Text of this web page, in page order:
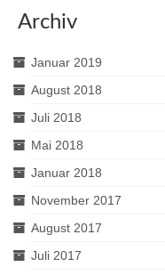
Archiv
Januar 2019
August 2018
Juli 2018
Mai 2018
Januar 2018
November 2017
August 2017
Juli 2017